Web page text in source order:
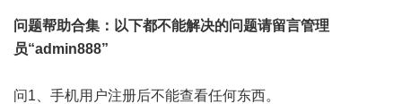
问题帮助合集 ：以下都不能解决的问题请留言管理
员“admin888”
问1、手机用户注册后不能查看任何东西。